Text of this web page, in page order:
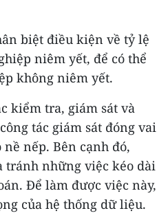
biệt điều kiện về tỷ lệ
niêm yết, để có thể
không niêm yết.
kiểm tra, giám sát và
tác giám sát đóng vai
nếp. Bên cạnh đó,
tránh những việc kéo dài
Để làm được việc này,
của hệ thống dữ liệu.